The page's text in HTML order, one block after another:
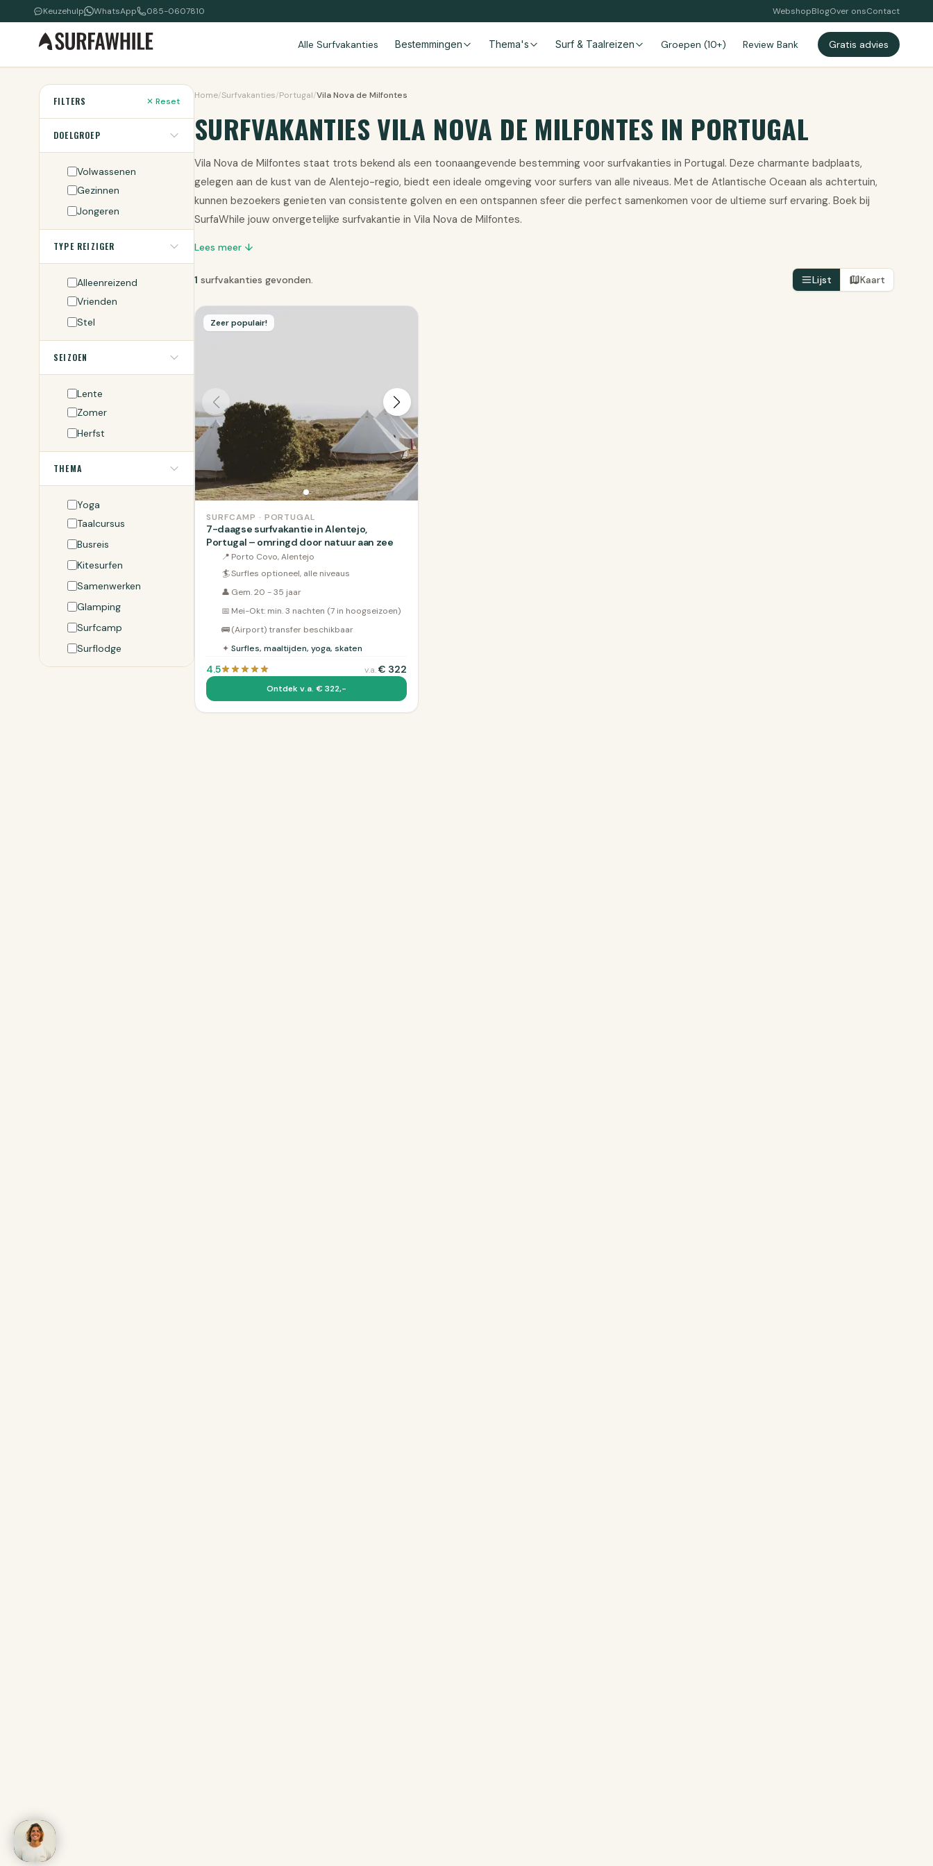
Keuzehulp WhatsApp 085-0607810 WebshopBlogOver onsContact
Alle Surfvakanties Bestemmingen Thema's Surf & Taalreizen Groepen (10+) Review Bank Gratis advies
FILTERS ✕ Reset
DOELGROEP
Volwassenen
Gezinnen
Jongeren
TYPE REIZIGER
Alleenreizend
Vrienden
Stel
SEIZOEN
Lente
Zomer
Herfst
THEMA
Yoga
Taalcursus
Busreis
Kitesurfen
Samenwerken
Glamping
Surfcamp
Surflodge
Home/Surfvakanties/Portugal/Vila Nova de Milfontes
SURFVAKANTIES VILA NOVA DE MILFONTES IN PORTUGAL
Vila Nova de Milfontes staat trots bekend als een toonaangevende bestemming voor surfvakanties in Portugal. Deze charmante badplaats,
gelegen aan de kust van de Alentejo-regio, biedt een ideale omgeving voor surfers van alle niveaus. Met de Atlantische Oceaan als achtertuin,
kunnen bezoekers genieten van consistente golven en een ontspannen sfeer die perfect samenkomen voor de ultieme surf ervaring. Boek bij
SurfaWhile jouw onvergetelijke surfvakantie in Vila Nova de Milfontes.
Lees meer ↓
1 surfvakanties gevonden. Lijst Kaart
Zeer populair!
SURFCAMP · PORTUGAL
7-daagse surfvakantie in Alentejo,
Portugal – omringd door natuur aan zee
📍 Porto Covo, Alentejo
🏄Surfles optioneel, alle niveaus
👤 Gem. 20 - 35 jaar
📅 Mei-Okt: min. 3 nachten (7 in hoogseizoen)
🚌(Airport) transfer beschikbaar
✦ Surfles, maaltijden, yoga, skaten
4.5 v.a. € 322
Ontdek v.a. € 322,-